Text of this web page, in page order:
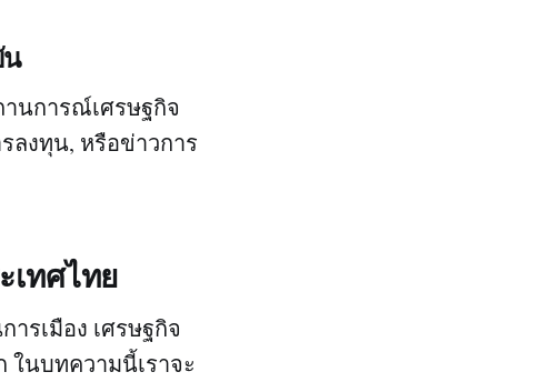
น
นการณ์เศรษฐกิจ
ลงทุน, หรือข่าวการ
ทศไทย
รเมือง เศรษฐกิจ
นบทความนี้เราจะ